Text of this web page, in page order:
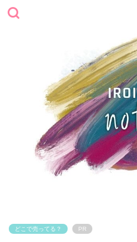
どこで売ってる？ PR